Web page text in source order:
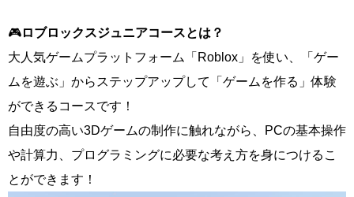
🎮ロブロックスジュニアコースとは？
大人気ゲームプラットフォーム「Roblox」を使い、「ゲー
ムを遊ぶ」からステップアップして「ゲームを作る」体験
ができるコースです！
自由度の高い3Dゲームの制作に触れながら、PCの基本操作
や計算力、プログラミングに必要な考え方を身につけるこ
とができます！